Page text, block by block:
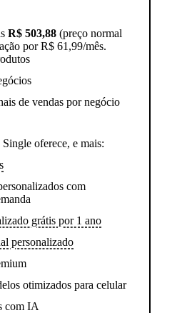
R$ 503,88 (preço normal
por R$ 61,99/mês.
de vendas por negócio
oferece, e mais:
com
grátis por 1 ano
personalizado
otimizados para celular
com IA